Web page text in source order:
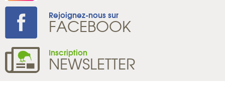
Rejoignez-nous sur
FACEBOOK
Inscription
NEWSLETTER